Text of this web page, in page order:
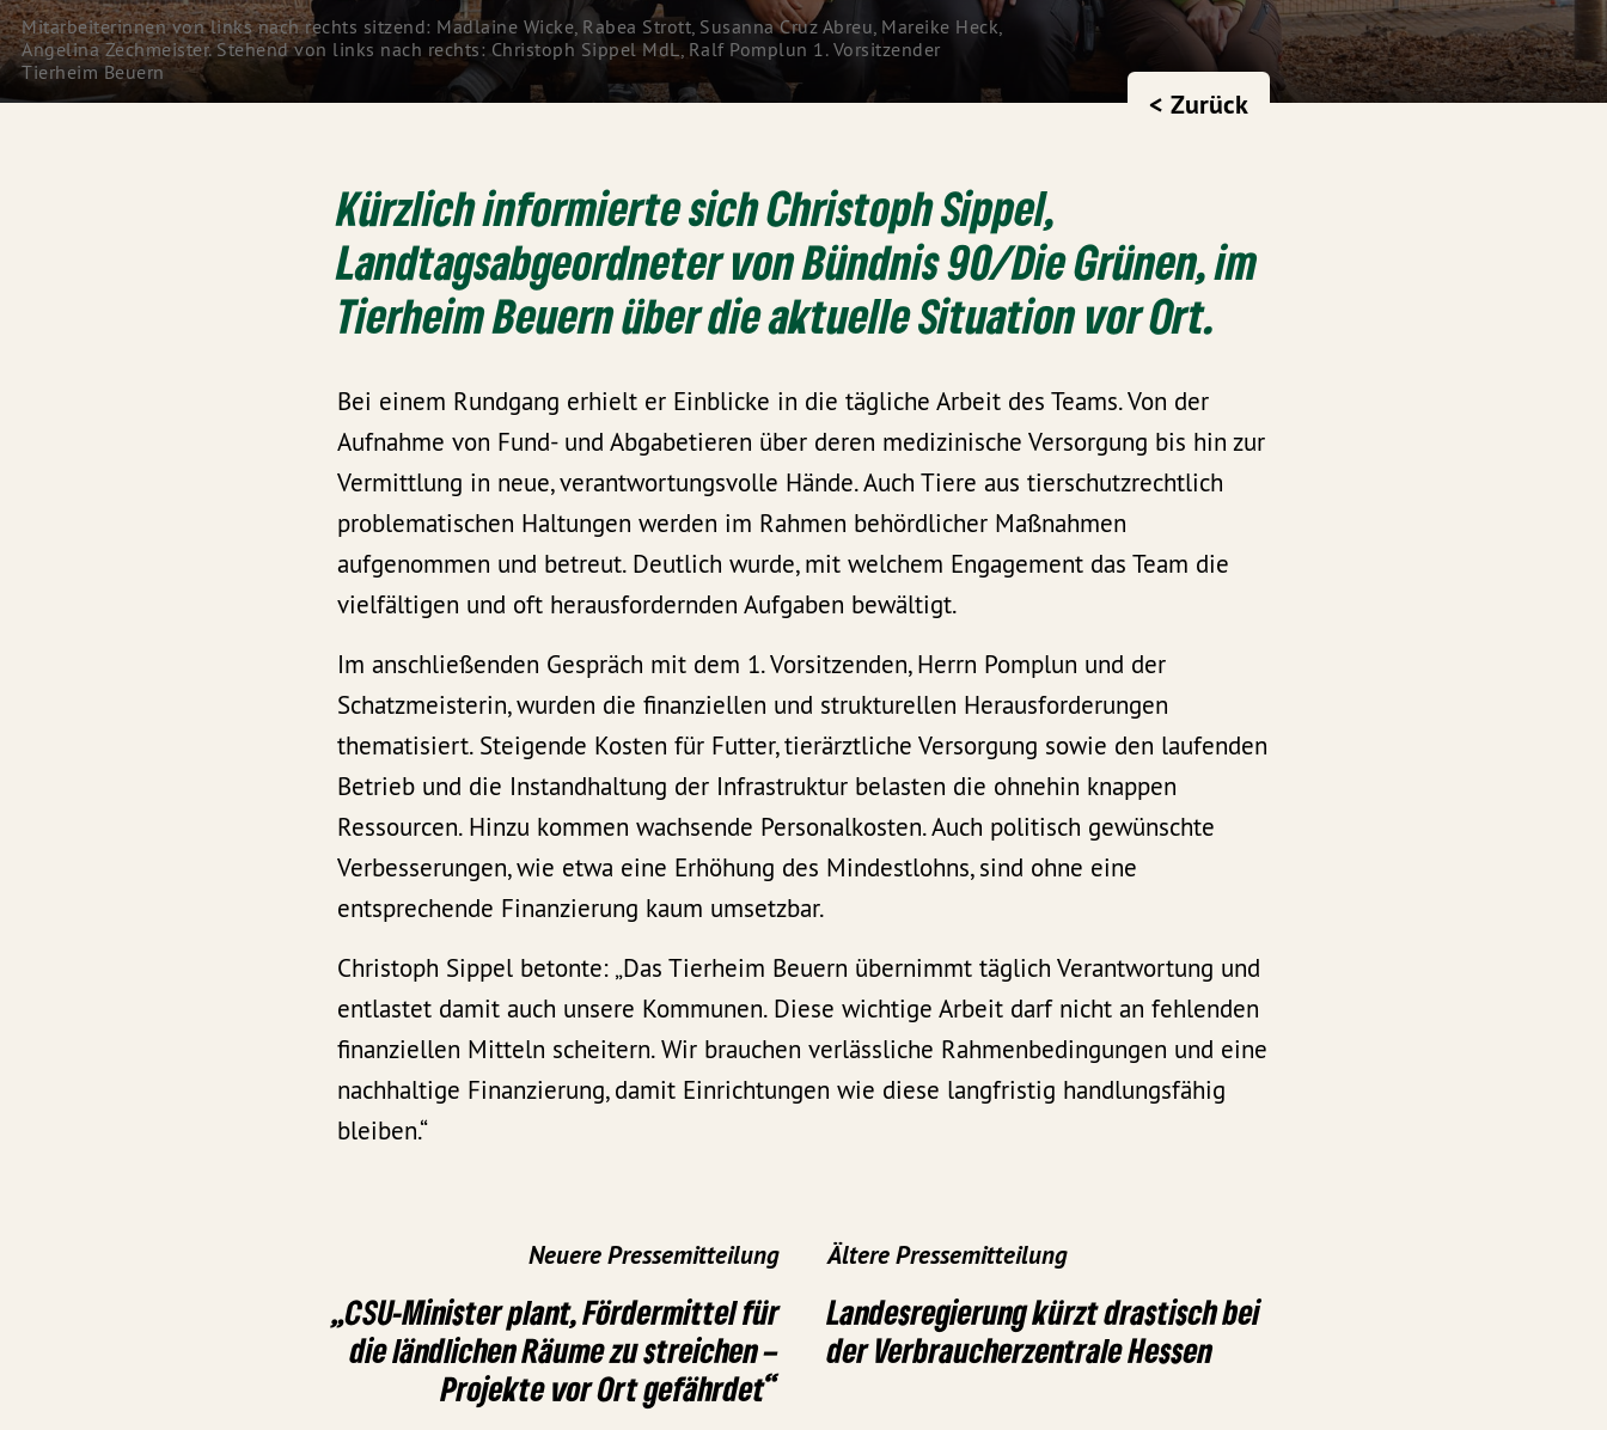
Mitarbeiterinnen von links nach rechts sitzend: Madlaine Wicke, Rabea Strott, Susanna Cruz Abreu, Mareike Heck,
Angelina Zechmeister. Stehend von links nach rechts: Christoph Sippel MdL, Ralf Pomplun 1. Vorsitzender
Tierheim Beuern
< Zurück
Kürzlich informierte sich Christoph Sippel,
Landtagsabgeordneter von Bündnis 90/Die Grünen, im
Tierheim Beuern über die aktuelle Situation vor Ort.
Bei einem Rundgang erhielt er Einblicke in die tägliche Arbeit des Teams. Von der
Aufnahme von Fund- und Abgabetieren über deren medizinische Versorgung bis hin zur
Vermittlung in neue, verantwortungsvolle Hände. Auch Tiere aus tierschutzrechtlich
problematischen Haltungen werden im Rahmen behördlicher Maßnahmen
aufgenommen und betreut. Deutlich wurde, mit welchem Engagement das Team die
vielfältigen und oft herausfordernden Aufgaben bewältigt.
Im anschließenden Gespräch mit dem 1. Vorsitzenden, Herrn Pomplun und der
Schatzmeisterin, wurden die finanziellen und strukturellen Herausforderungen
thematisiert. Steigende Kosten für Futter, tierärztliche Versorgung sowie den laufenden
Betrieb und die Instandhaltung der Infrastruktur belasten die ohnehin knappen
Ressourcen. Hinzu kommen wachsende Personalkosten. Auch politisch gewünschte
Verbesserungen, wie etwa eine Erhöhung des Mindestlohns, sind ohne eine
entsprechende Finanzierung kaum umsetzbar.
Christoph Sippel betonte: „Das Tierheim Beuern übernimmt täglich Verantwortung und
entlastet damit auch unsere Kommunen. Diese wichtige Arbeit darf nicht an fehlenden
finanziellen Mitteln scheitern. Wir brauchen verlässliche Rahmenbedingungen und eine
nachhaltige Finanzierung, damit Einrichtungen wie diese langfristig handlungsfähig
bleiben.“
Neuere Pressemitteilung
„CSU-Minister plant, Fördermittel für
die ländlichen Räume zu streichen –
Projekte vor Ort gefährdet“
Ältere Pressemitteilung
Landesregierung kürzt drastisch bei
der Verbraucherzentrale Hessen